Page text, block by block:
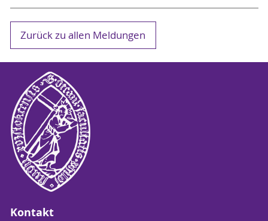
Zurück zu allen Meldungen
Kontakt